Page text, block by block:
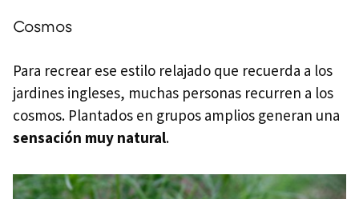
Cosmos
Para recrear ese estilo relajado que recuerda a los
jardines ingleses, muchas personas recurren a los
cosmos. Plantados en grupos amplios generan una
sensación muy natural.